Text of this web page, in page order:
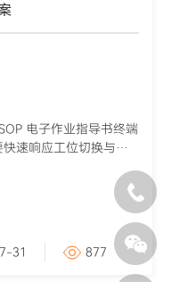
电子作业指导书终端
速响应工位切换与文
31 877